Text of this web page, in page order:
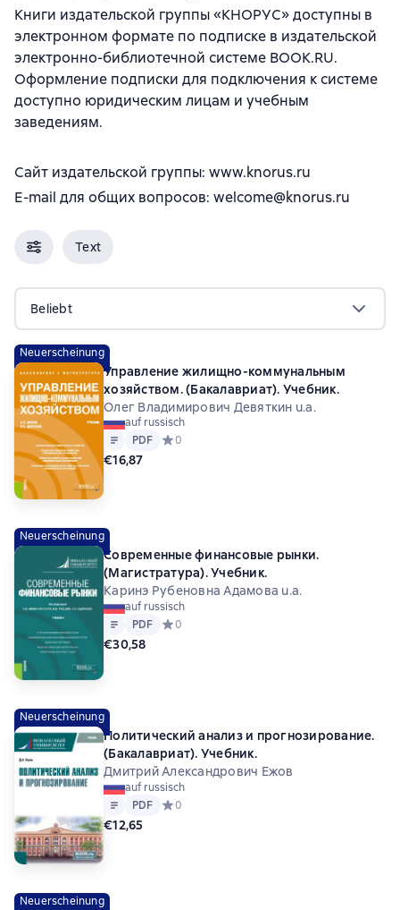
Книги издательской группы «КНОРУС» доступны в
электронном формате по подписке в издательской
электронно-библиотечной системе BOOK.RU.
Оформление подписки для подключения к системе
доступно юридическим лицам и учебным
заведениям.
Сайт издательской группы: www.knorus.ru
E-mail для общих вопросов: welcome@knorus.ru
Text
Beliebt
Neuerscheinung
Управление жилищно-коммунальным
хозяйством. (Бакалавриат). Учебник.
Олег Владимирович Девяткин u.a.
auf russisch
Text
PDF
PDF Средний рейтинг 0 на основе 0 оценок
0
€16,87
Neuerscheinung
Современные финансовые рынки.
(Магистратура). Учебник.
Каринэ Рубеновна Адамова u.a.
auf russisch
Text
PDF
PDF Средний рейтинг 0 на основе 0 оценок
0
€30,58
Neuerscheinung
Политический анализ и прогнозирование.
(Бакалавриат). Учебник.
Дмитрий Александрович Ежов
auf russisch
Text
PDF
PDF Средний рейтинг 0 на основе 0 оценок
0
€12,65
Neuerscheinung